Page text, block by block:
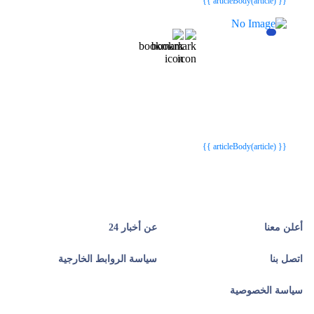
{{ articleBody(article) }}
أعلن معنا عن أخبار 24
اتصل بنا سياسة الروابط الخارجية
سياسة الخصوصية